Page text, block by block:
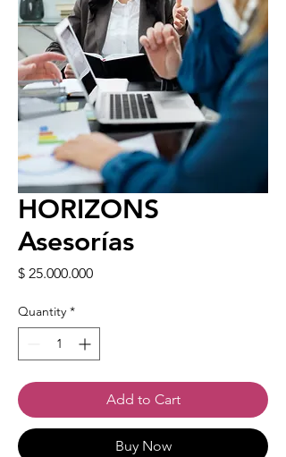
HORIZONS
Asesorías
$ 25.000.000Price
Quantity *
Add to Cart
Buy Now